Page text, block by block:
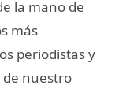
la mano de
más
periodistas y
de nuestro